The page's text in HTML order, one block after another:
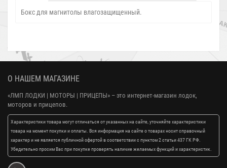
Бокс для магнитолы влагозащищенный.
О НАШЕМ МАГАЗИНЕ
«ЛМП ЛОДКИ | МОТОРЫ | ПРИЦЕПЫ» – это интернет-магазин лодок,
моторов и прицепов.
Характеристики товара могут отличаться от указанных на сайте, уточняйте характеристики
товара на момент покупки и оплаты. Вся информация на сайте о товарах носит справочный
характер и не является публичной офертой в соответствии с пунктом 2 статьи 437 ГК РФ.
Убедительно просим Вас при покупке проверять наличие желаемых функций и характеристик.